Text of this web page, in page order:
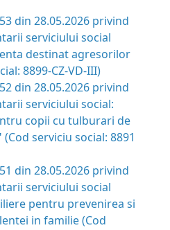
53 din 28.05.2026 privind
serviciului social
destinat agresorilor
8899-CZ-VD-III)
52 din 28.05.2026 privind
serviciului social:
copii cu tulburari de
serviciu social: 8891
51 din 28.05.2026 privind
serviciului social
pentru prevenirea si
in familie (Cod